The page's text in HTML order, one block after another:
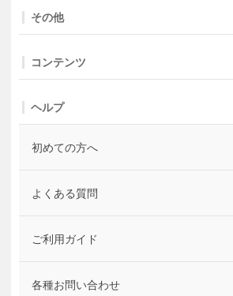
その他
コンテンツ
ヘルプ
初めての方へ
よくある質問
ご利用ガイド
各種お問い合わせ